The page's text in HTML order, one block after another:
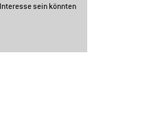
sein könnten